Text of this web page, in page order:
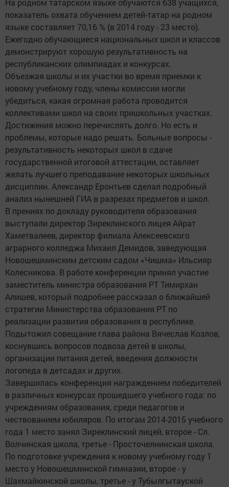
На родном татарском языке обучаются 638 учащихся,
показатель охвата обучением детей-татар на родном
языке составляет 70,16 % (в 2014 году - 23 место).
Ежегодно обучающиеся национальных школ и классов
демонстрируют хорошую результативность на
республиканских олимпиадах и конкурсах.
Объезжая школы и их участки во время приемки к
новому учебному году, члены комиссии могли
убедиться, какая огромная работа проводится
коллективами школ на своих пришкольных участках.
Достижения можно перечислять долго. Но есть и
проблемы, которые надо решать. Больные вопросы -
результативность некоторых школ в сдаче
государственной итоговой аттестации, оставляет
желать лучшего преподавание некоторых школьных
дисциплин. Александр Еронтьев сделал подробный
анализ нынешней ГИА в разрезах предметов и школ.
В прениях по докладу руководителя образования
выступали директор Зиреклинского лицея Айрат
Хаметвалеев, директор филиала Алексеевского
аграрного колледжа Михаил Демидов, заведующая
Новошешминским детским садом «Чишма» Ильсияр
Колесникова. В работе конференции принял участие
заместитель министра образования РТ Тимирхан
Алишев, который подробнее рассказал о ближайшей
стратегии Министерства образования РТ по
реализации развития образования в республике.
Подытожил совещание глава района Вячеслав Козлов,
коснувшись вопросов подвоза детей в школы,
организации питания детей, введения должности
логопеда в детсадах и других.
Завершилась конференция награждением победителей
в различных конкурсах прошедшего учебного года: по
учреждениям образования, среди педагогов и
чествованием юбиляров. По итогам 2014-2015 учебного
года 1 место занял Зиреклинский лицей, второе - Сл.
Волчинская школа, третье - Просточелнинская школа.
По подготовке учреждения к новому учебному году 1
место у Новошешминской гимназии, второе - у
Шахмайкинской школы, третье - у Тубылгытауской